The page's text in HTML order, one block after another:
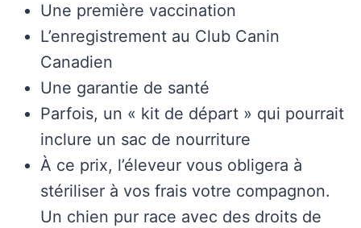
Une première vaccination
L’enregistrement au Club Canin
Canadien
Une garantie de santé
Parfois, un « kit de départ » qui pourrait
inclure un sac de nourriture
À ce prix, l’éleveur vous obligera à
stériliser à vos frais votre compagnon.
Un chien pur race avec des droits de